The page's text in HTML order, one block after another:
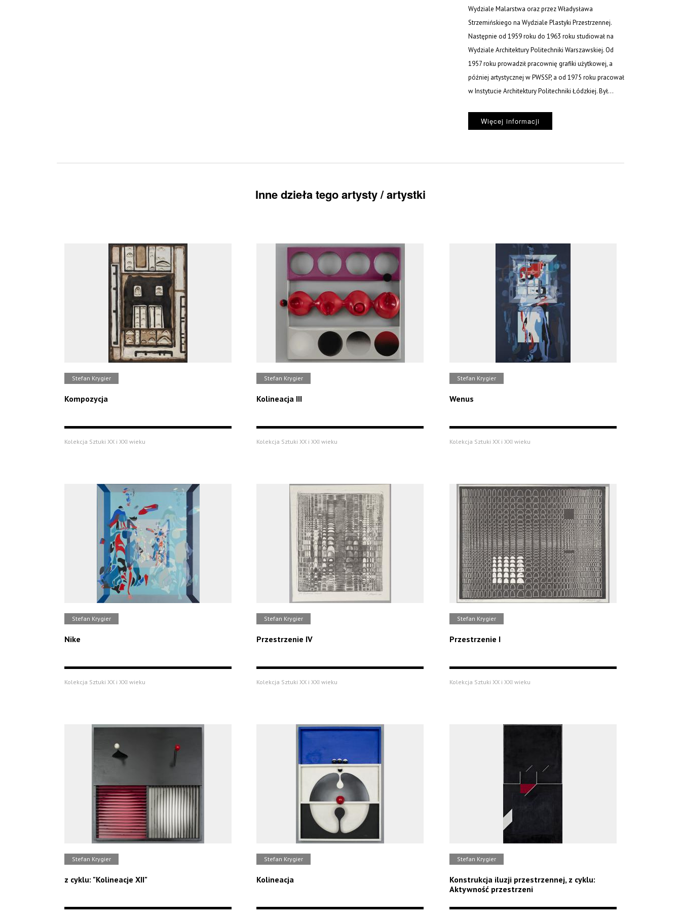
Wydziale Malarstwa oraz przez Władysława
Strzemińskiego na Wydziale Plastyki Przestrzennej.
Następnie od 1959 roku do 1963 roku studiował na
Wydziale Architektury Politechniki Warszawskiej. Od
1957 roku prowadził pracownię grafiki użytkowej, a
później artystycznej w PWSSP, a od 1975 roku pracował
w Instytucie Architektury Politechniki Łódzkiej. Był...
Więcej informacji
Inne dzieła tego artysty / artystki
Stefan Krygier
Kompozycja
Kolekcja Sztuki XX i XXI wieku
Stefan Krygier
Kolineacja III
Kolekcja Sztuki XX i XXI wieku
Stefan Krygier
Wenus
Kolekcja Sztuki XX i XXI wieku
Stefan Krygier
Nike
Kolekcja Sztuki XX i XXI wieku
Stefan Krygier
Przestrzenie IV
Kolekcja Sztuki XX i XXI wieku
Stefan Krygier
Przestrzenie I
Kolekcja Sztuki XX i XXI wieku
Stefan Krygier
z cyklu: "Kolineacje XII"
Stefan Krygier
Kolineacja
Stefan Krygier
Konstrukcja iluzji przestrzennej, z cyklu:
Aktywność przestrzeni